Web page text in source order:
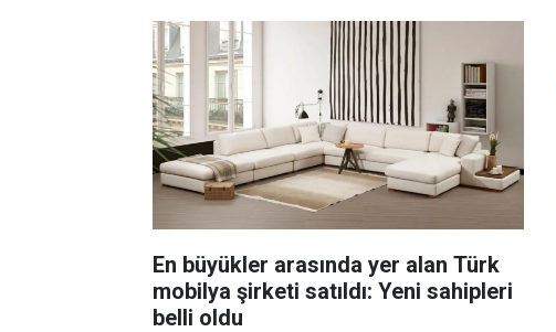
En büyükler arasında yer alan Türk
mobilya şirketi satıldı: Yeni sahipleri
belli oldu